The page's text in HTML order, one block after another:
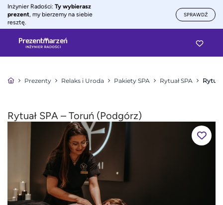
Inżynier Radości: Ty wybierasz
prezent, my bierzemy na siebie
resztę.
SPRAWDŹ
Prezenty Relaks i Uroda Pakiety SPA Rytuał SPA
Rytuał SPA – Toruń (Podgórz)